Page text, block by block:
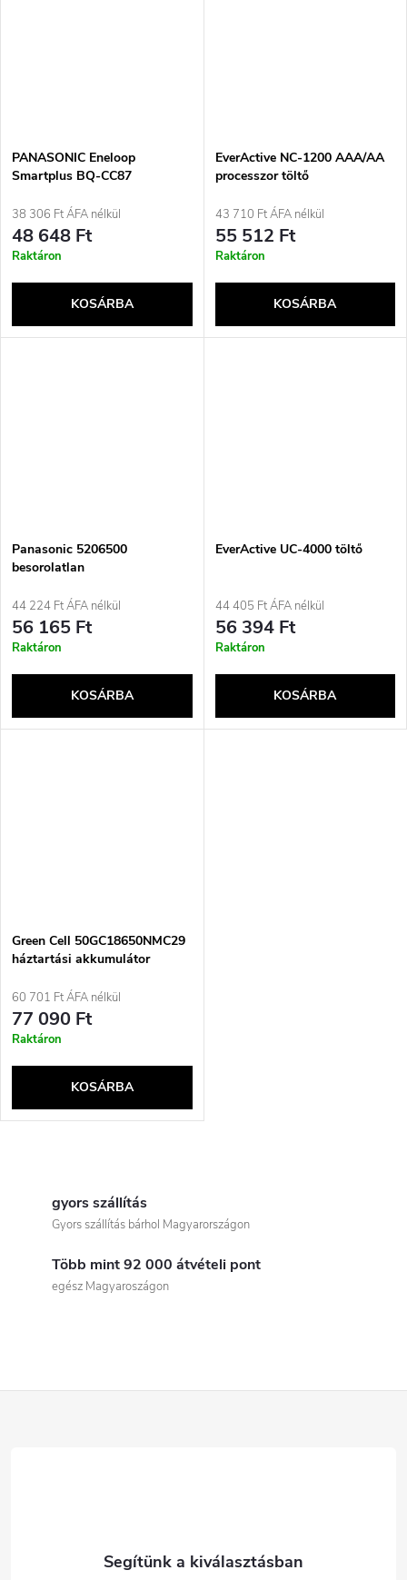
PANASONIC Eneloop
Smartplus BQ-CC87
2000 mAh (K-
KJ87MCD40USB)
38 306 Ft ÁFA nélkül
48 648 Ft
Raktáron
KOSÁRBA
EverActive NC-1200 AAA/AA
processzor töltő
43 710 Ft ÁFA nélkül
55 512 Ft
Raktáron
KOSÁRBA
Panasonic 5206500
besorolatlan
44 224 Ft ÁFA nélkül
56 165 Ft
Raktáron
KOSÁRBA
EverActive UC-4000 töltő
44 405 Ft ÁFA nélkül
56 394 Ft
Raktáron
KOSÁRBA
Green Cell 50GC18650NMC29
háztartási akkumulátor
18650 lítium-ion (Li-ion)
60 701 Ft ÁFA nélkül
77 090 Ft
Raktáron
KOSÁRBA
r
gyors szállítás
Gyors szállítás bárhol Magyarországon
Több mint 92 000 átvételi pont
egész Magyaroszágon